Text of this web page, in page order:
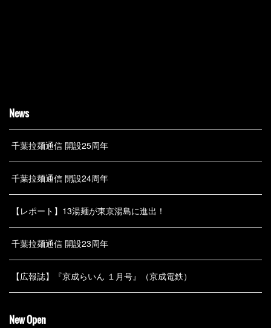
News
千葉拉麺通信 開設25周年
千葉拉麺通信 開設24周年
【レポート】13湯麺が東京湯島に進出！
千葉拉麺通信 開設23周年
【広報誌】『京成らいん １月号』（京成電鉄）
New Open